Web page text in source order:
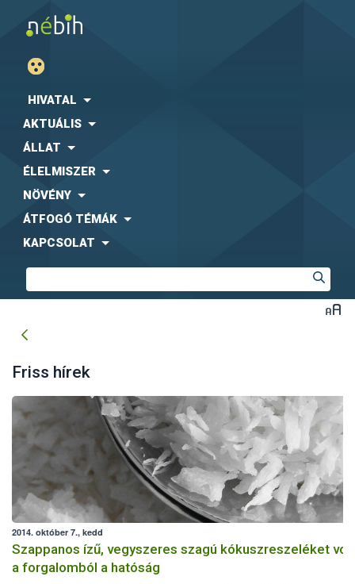
HIVATAL
AKTUÁLIS
ÁLLAT
ÉLELMISZER
NÖVÉNY
ÁTFOGÓ TÉMÁK
KAPCSOLAT
Friss hírek
2014. október 7., kedd
Szappanos ízű, vegyszeres szagú kókuszreszeléket
a forgalomból a hatóság